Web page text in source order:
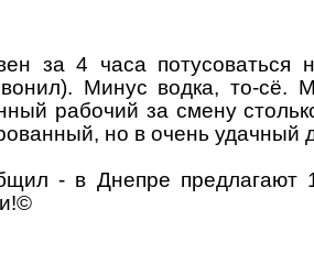
за 4 часа потусоваться
Минус водка, то-сё.
рабочий за смену
но в очень удачный
- в Днепре предлагают